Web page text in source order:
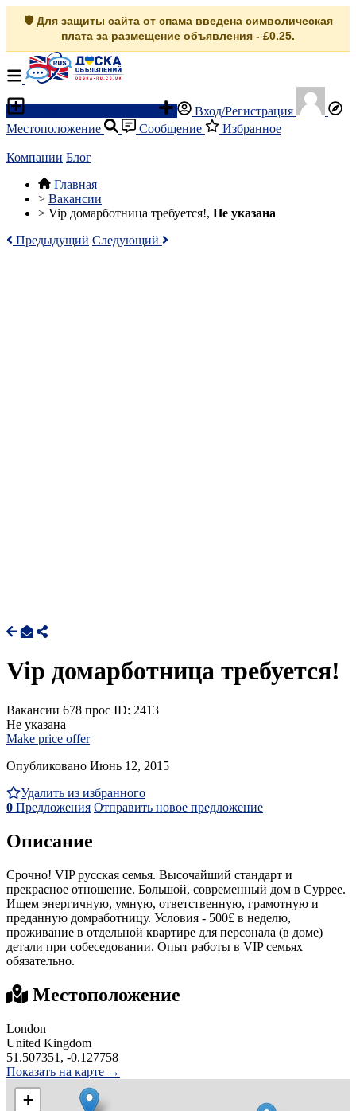
🛡️ Для защиты сайта от спама введена символическая
плата за размещение объявления - £0.25.
Вход/Регистрация
Местоположение
Сообщение Избранное
Компании Блог
Главная
> Вакансии
> Vip домарботница требуется!, Не указана
Предыдущий Следующий
Vip домарботница требуется!
Вакансии 678 прос ID: 2413
Не указана
Make price offer
Опубликовано Июнь 12, 2015
Удалить из избранного
0 Предложения Отправить новое предложение
Описание
Срочно! VIP русская семья. Высочайший стандарт и
прекрасное отношение. Большой, современный дом в Суррее.
Ищем энергичную, умную, ответственную, грамотную и
преданную домработницу. Условия - 500£ в неделю,
проживание в отдельной квартире для персонала (в доме)
детали при собеседовании. Опыт работы в VIP семьях
обязательно.
Местоположение
London
United Kingdom
51.507351, -0.127758
Показать на карте →
+